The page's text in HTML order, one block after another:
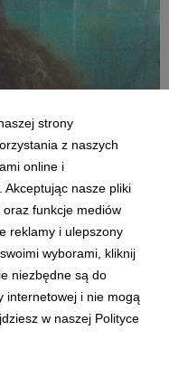
album "My
Wylansowała przebój
album. W jej
która budzi w
strony
z naszych
online i
Akceptując nasze pliki
funkcje mediów
reklamy i ulepszony
wyborami, kliknij
niezbędne są do
internetowej i nie mogą
w naszej Polityce